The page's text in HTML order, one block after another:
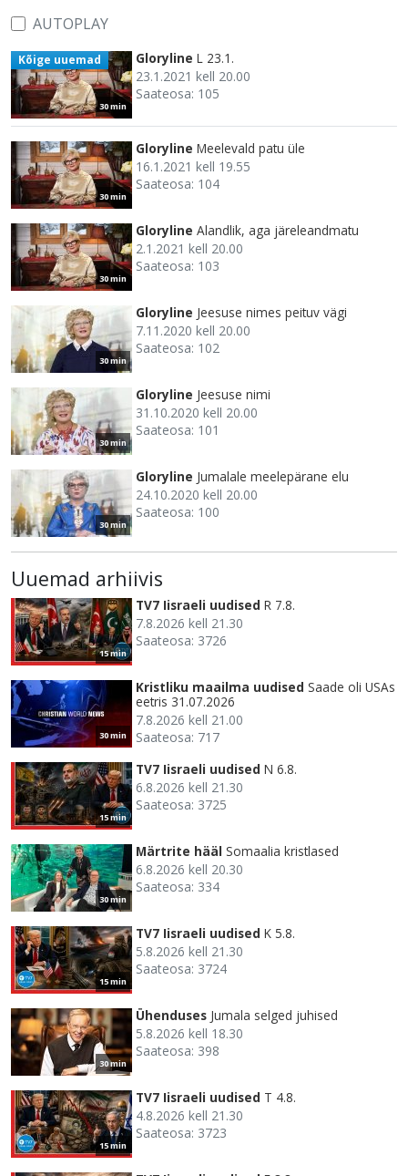
AUTOPLAY
30 min
Kõige uuemad Gloryline L 23.1.
23.1.2021 kell 20.00
Saateosa: 105
30 min
Gloryline Meelevald patu üle
16.1.2021 kell 19.55
Saateosa: 104
30 min
Gloryline Alandlik, aga järeleandmatu
2.1.2021 kell 20.00
Saateosa: 103
30 min
Gloryline Jeesuse nimes peituv vägi
7.11.2020 kell 20.00
Saateosa: 102
30 min
Gloryline Jeesuse nimi
31.10.2020 kell 20.00
Saateosa: 101
30 min
Gloryline Jumalale meelepärane elu
24.10.2020 kell 20.00
Saateosa: 100
Uuemad arhiivis
15 min
TV7 Iisraeli uudised R 7.8.
7.8.2026 kell 21.30
Saateosa: 3726
30 min
Kristliku maailma uudised Saade oli USAs
eetris 31.07.2026
7.8.2026 kell 21.00
Saateosa: 717
15 min
TV7 Iisraeli uudised N 6.8.
6.8.2026 kell 21.30
Saateosa: 3725
30 min
Märtrite hääl Somaalia kristlased
6.8.2026 kell 20.30
Saateosa: 334
15 min
TV7 Iisraeli uudised K 5.8.
5.8.2026 kell 21.30
Saateosa: 3724
30 min
Ühenduses Jumala selged juhised
5.8.2026 kell 18.30
Saateosa: 398
15 min
TV7 Iisraeli uudised T 4.8.
4.8.2026 kell 21.30
Saateosa: 3723